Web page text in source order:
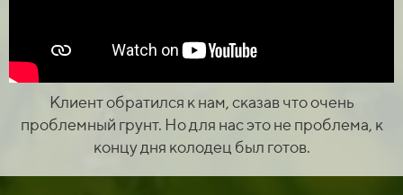
Клиент обратился к нам, сказав что очень
проблемный грунт. Но для нас это не проблема, к
концу дня колодец был готов.